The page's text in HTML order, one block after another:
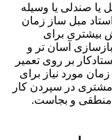
یا صندلی یا وسیله
مبل ساز زمان
بیشتری برای
آسان تر و
بر روی تعمیر
مورد نیاز برای
در سپردن کار
منطقی و بجاست.